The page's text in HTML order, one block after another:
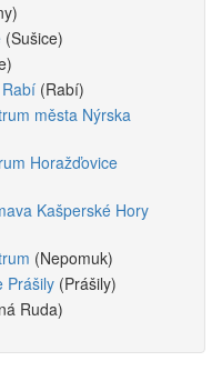
(Sušice)
(Rabí)
města Nýrska
Horažďovice
Kašperské Hory
(Nepomuk)
Prášily (Prášily)
Ruda)